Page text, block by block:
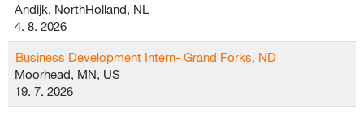
Andijk, NorthHolland, NL
4. 8. 2026
Business Development Intern- Grand Forks, ND
Moorhead, MN, US
19. 7. 2026